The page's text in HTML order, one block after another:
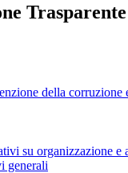
Trasparente
della corruzione
su organizzazione e
generali